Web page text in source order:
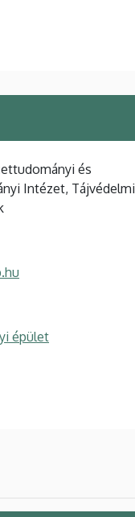
és
Intézet, Tájvédelmi
épület